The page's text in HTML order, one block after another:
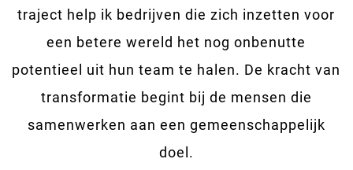
traject help ik bedrijven die zich inzetten voor
een betere wereld het nog onbenutte
potentieel uit hun team te halen. De kracht van
transformatie begint bij de mensen die
samenwerken aan een gemeenschappelijk
doel.